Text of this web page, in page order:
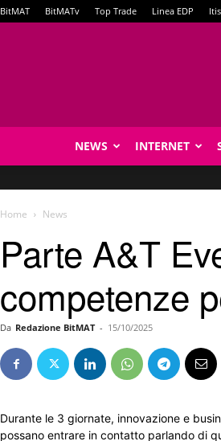
BitMAT BitMATv Top Trade Linea EDP
NEWS INTERNET
Home News
Parte A&T
competenze
Da Redazione BitMAT - 15/10/2025
Durante le 3 giornate, innovazione e
possano entrare in contatto parlando di